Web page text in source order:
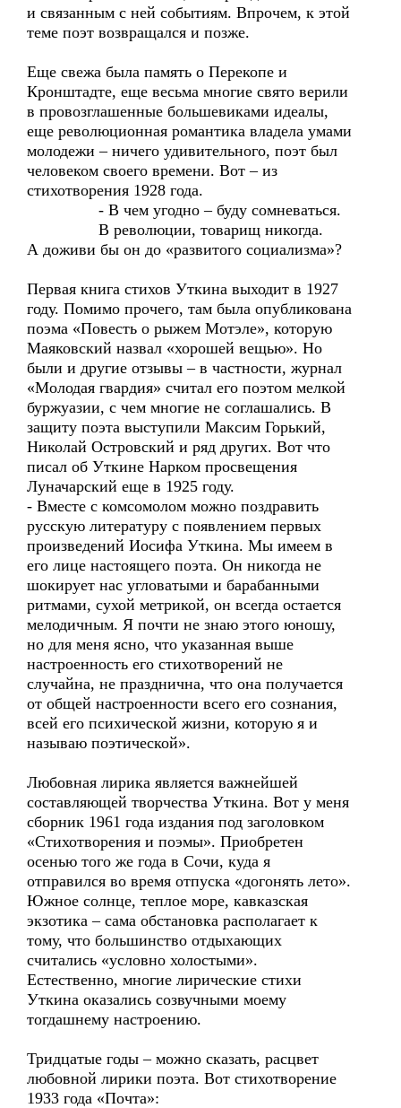
и связанным с ней событиям. Впрочем, к этой
теме поэт возвращался и позже.
Еще свежа была память о Перекопе и
Кронштадте, еще весьма многие свято верили
в провозглашенные большевиками идеалы,
еще революционная романтика владела умами
молодежи – ничего удивительного, поэт был
человеком своего времени. Вот – из
стихотворения 1928 года.
- В чем угодно – буду сомневаться.
В революции, товарищ никогда.
А доживи бы он до «развитого социализма»?
Первая книга стихов Уткина выходит в 1927
году. Помимо прочего, там была опубликована
поэма «Повесть о рыжем Мотэле», которую
Маяковский назвал «хорошей вещью». Но
были и другие отзывы – в частности, журнал
«Молодая гвардия» считал его поэтом мелкой
буржуазии, с чем многие не соглашались. В
защиту поэта выступили Максим Горький,
Николай Островский и ряд других. Вот что
писал об Уткине Нарком просвещения
Луначарский еще в 1925 году.
- Вместе с комсомолом можно поздравить
русскую литературу с появлением первых
произведений Иосифа Уткина. Мы имеем в
его лице настоящего поэта. Он никогда не
шокирует нас угловатыми и барабанными
ритмами, сухой метрикой, он всегда остается
мелодичным. Я почти не знаю этого юношу,
но для меня ясно, что указанная выше
настроенность его стихотворений не
случайна, не празднична, что она получается
от общей настроенности всего его сознания,
всей его психической жизни, которую я и
называю поэтической».
Любовная лирика является важнейшей
составляющей творчества Уткина. Вот у меня
сборник 1961 года издания под заголовком
«Стихотворения и поэмы». Приобретен
осенью того же года в Сочи, куда я
отправился во время отпуска «догонять лето».
Южное солнце, теплое море, кавказская
экзотика – сама обстановка располагает к
тому, что большинство отдыхающих
считались «условно холостыми».
Естественно, многие лирические стихи
Уткина оказались созвучными моему
тогдашнему настроению.
Тридцатые годы – можно сказать, расцвет
любовной лирики поэта. Вот стихотворение
1933 года «Почта»: